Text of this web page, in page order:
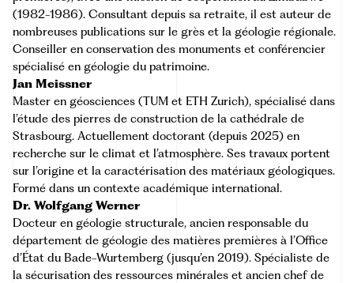
(1982-1986). Consultant depuis sa retraite, il est auteur de
nombreuses publications sur le grès et la géologie régionale.
Conseiller en conservation des monuments et conférencier
spécialisé en géologie du patrimoine.
Jan Meissner
Master en géosciences (TUM et ETH Zurich), spécialisé dans
l’étude des pierres de construction de la cathédrale de
Strasbourg. Actuellement doctorant (depuis 2025) en
recherche sur le climat et l’atmosphère. Ses travaux portent
sur l’origine et la caractérisation des matériaux géologiques.
Formé dans un contexte académique international.
Dr. Wolfgang Werner
Docteur en géologie structurale, ancien responsable du
département de géologie des matières premières à l’Office
d’État du Bade-Wurtemberg (jusqu’en 2019). Spécialiste de
la sécurisation des ressources minérales et ancien chef de